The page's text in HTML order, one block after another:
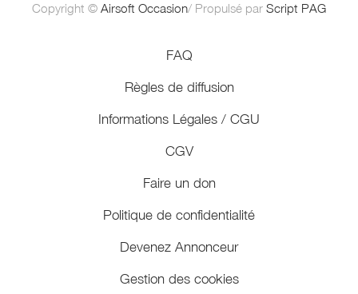
Copyright © Airsoft Occasion/ Propulsé par Script PAG
FAQ
Règles de diffusion
Informations Légales / CGU
CGV
Faire un don
Politique de confidentialité
Devenez Annonceur
Gestion des cookies